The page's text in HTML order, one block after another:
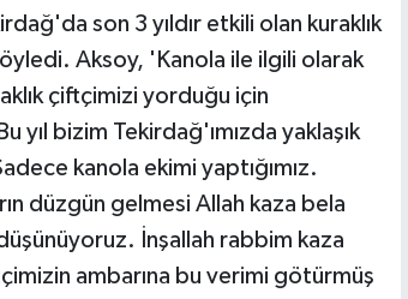
son 3 yıldır etkili olan kuraklık
Aksoy, 'Kanola ile ilgili olarak
çiftçimizi yorduğu için
bizim Tekirdağ'ımızda yaklaşık
kanola ekimi yaptığımız.
düzgün gelmesi Allah kaza bela
İnşallah rabbim kaza
ambarına bu verimi götürmüş